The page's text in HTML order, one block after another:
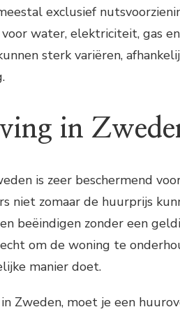
exclusief
water, elektriciteit, gas
sterk variëren,
in
is zeer beschermend
niet zomaar de huurprijs
beëindigen zonder een
om de woning te
manier doet.
Zweden, moet je een